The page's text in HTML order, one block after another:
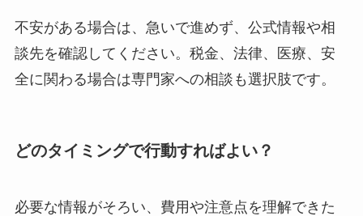
不安がある場合は、急いで進めず、公式情報や相
談先を確認してください。税金、法律、医療、安
全に関わる場合は専門家への相談も選択肢です。
どのタイミングで行動すればよい？
必要な情報がそろい、費用や注意点を理解できた